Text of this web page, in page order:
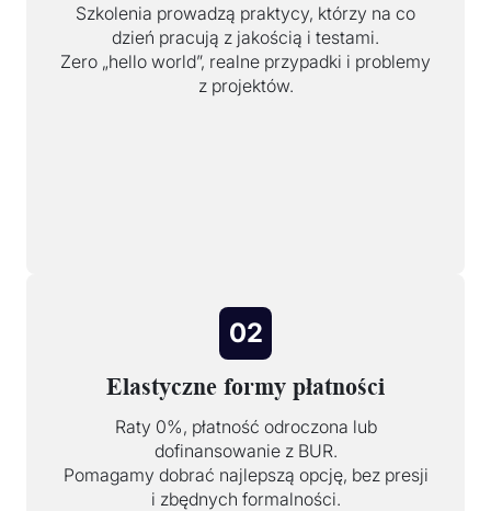
Szkolenia prowadzą praktycy, którzy na co
dzień pracują z jakością i testami.
Zero „hello world”, realne przypadki i problemy
z projektów.
02
Elastyczne formy płatności
Raty 0%, płatność odroczona lub
dofinansowanie z BUR.
Pomagamy dobrać najlepszą opcję, bez presji
i zbędnych formalności.